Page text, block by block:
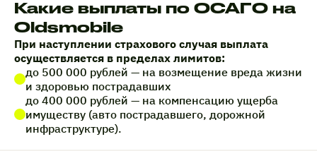
Какие выплаты по ОСАГО на
Oldsmobile
При наступлении страхового случая выплата
осуществляется в пределах лимитов:
до 500 000 рублей — на возмещение вреда жизни
и здоровью пострадавших
до 400 000 рублей — на компенсацию ущерба
имуществу (авто пострадавшего, дорожной
инфраструктуре).